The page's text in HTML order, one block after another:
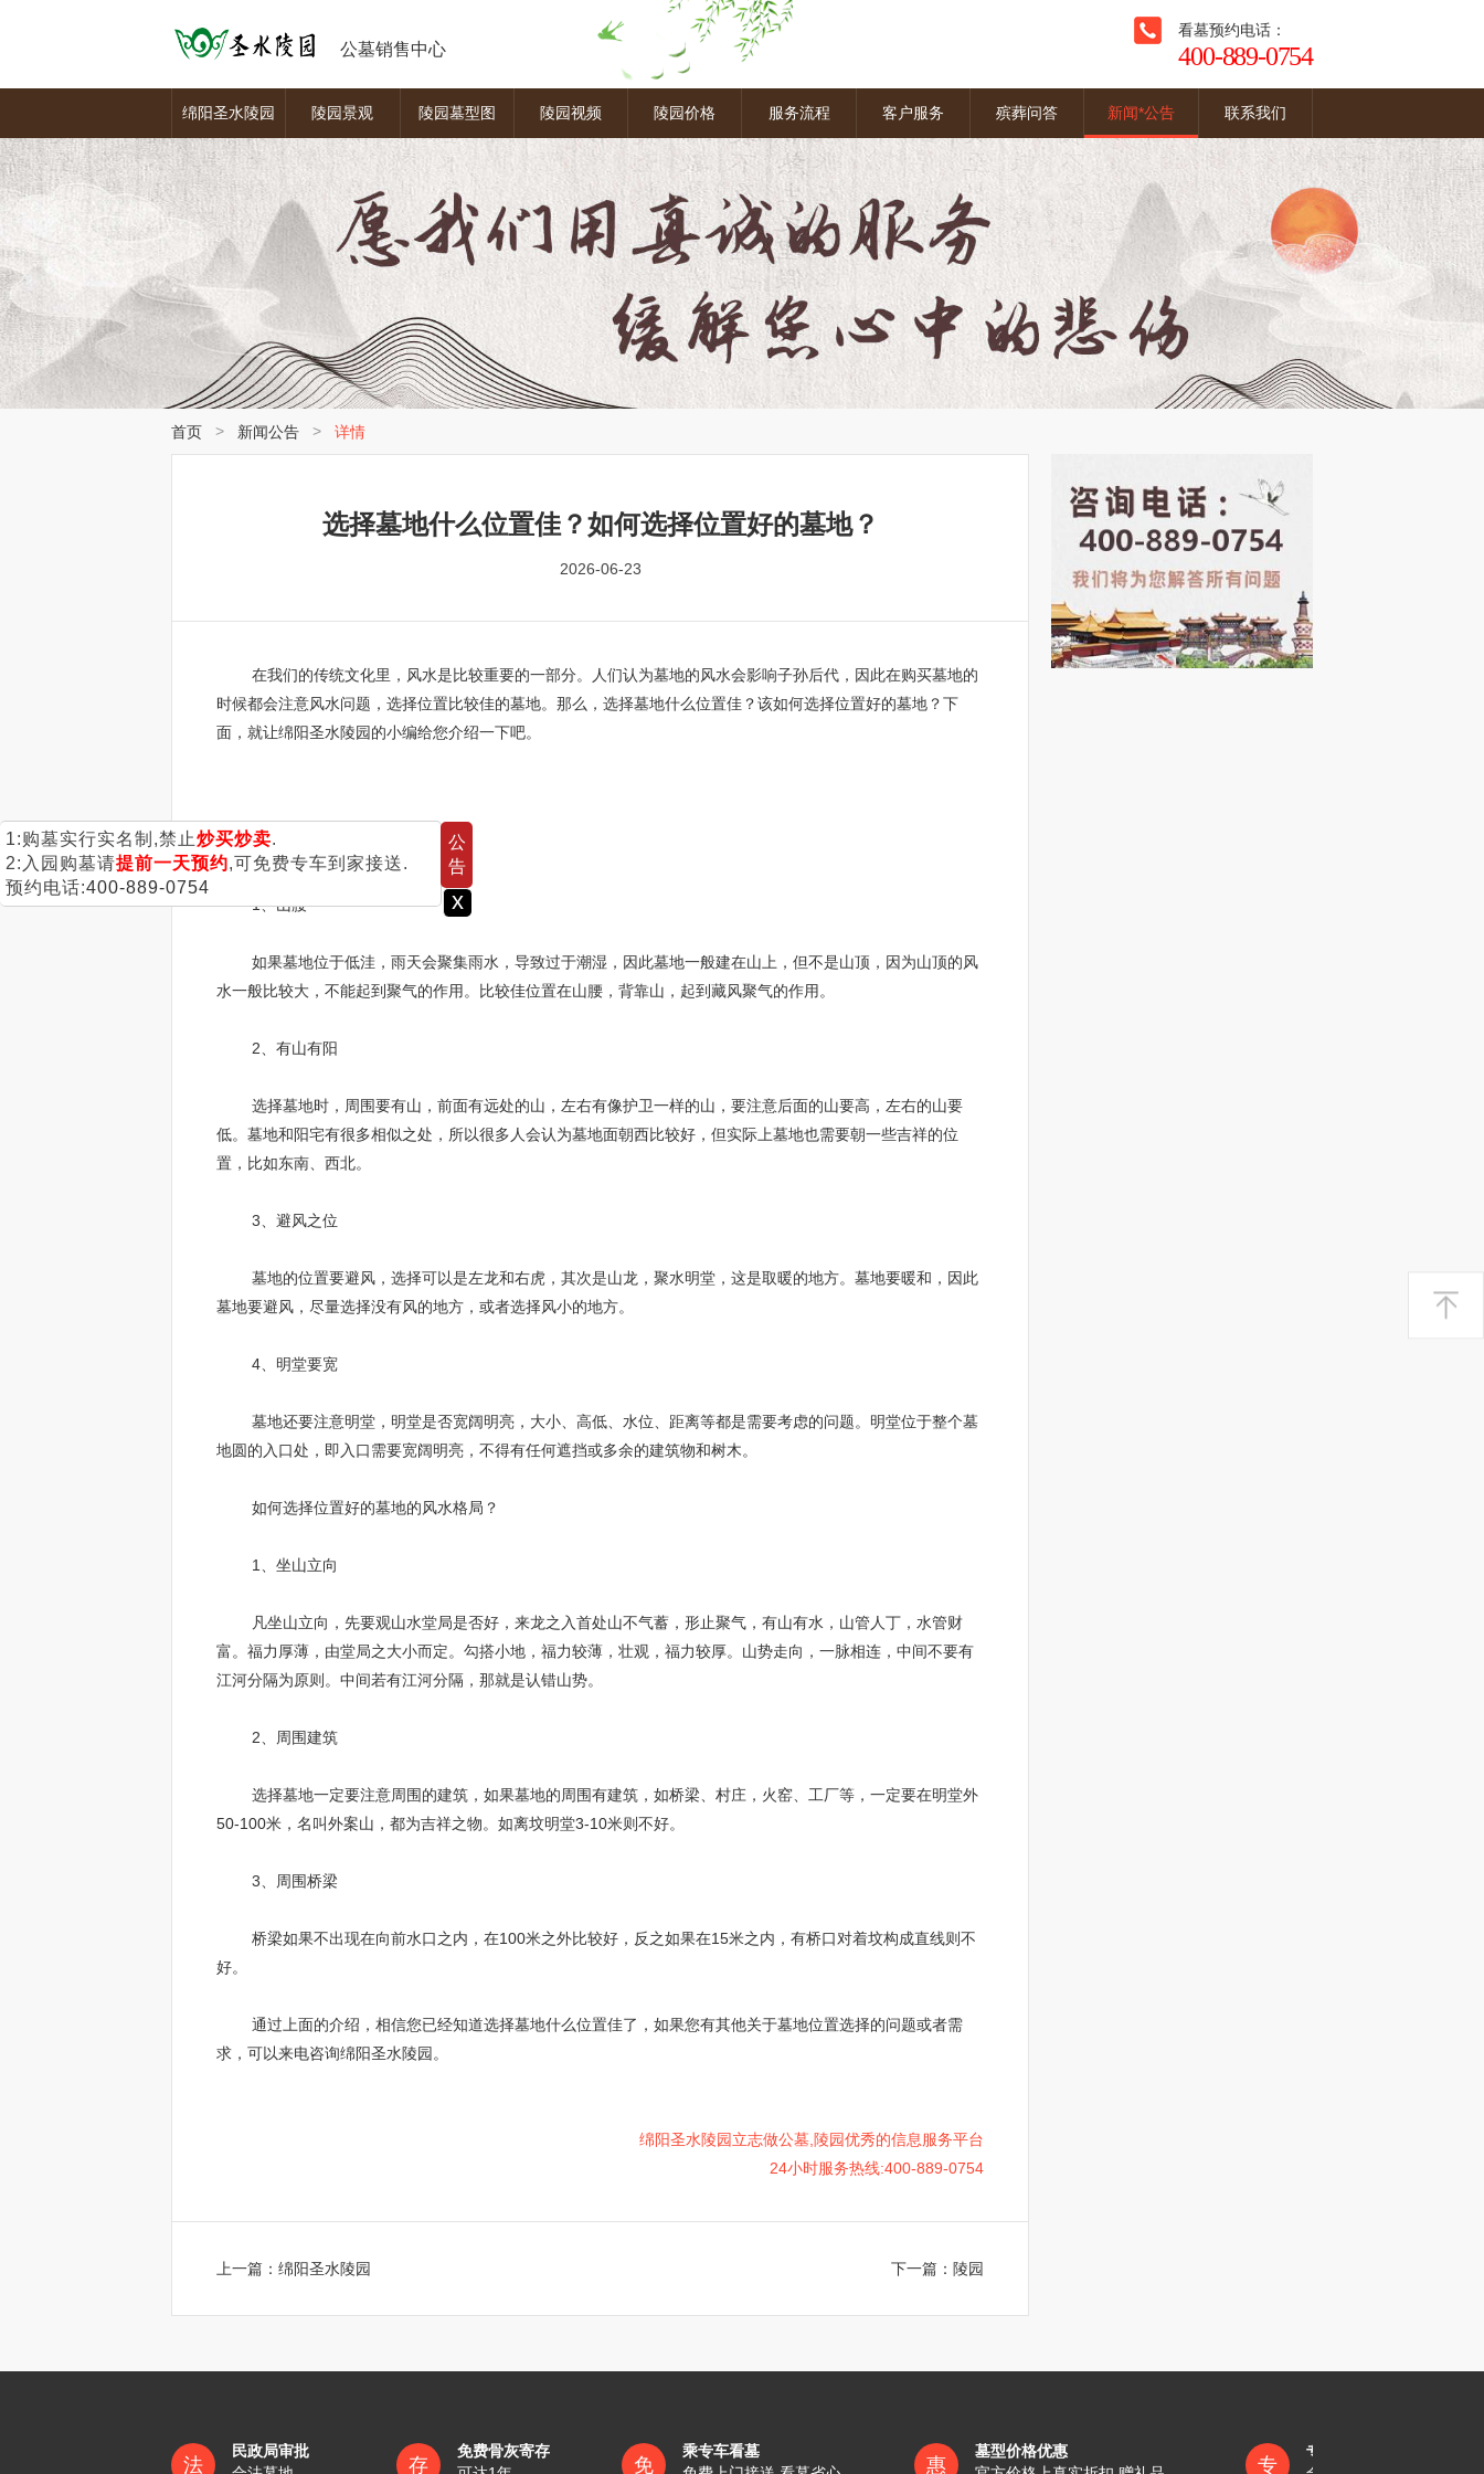
1:购墓实行实名制,禁止炒买炒卖.
2:入园购墓请提前一天预约,可免费专车到家接送.
预约电话:400-889-0754
公
告
x
公墓销售中心
看墓预约电话：
400-889-0754
绵阳圣水陵园 陵园景观 陵园墓型图 陵园视频 陵园价格 服务流程 客户服务 殡葬问答 新闻*公告 联系我们
首页 > 新闻公告 > 详情
选择墓地什么位置佳？如何选择位置好的墓地？
2026-06-23
在我们的传统文化里，风水是比较重要的一部分。人们认为墓地的风水会影响子孙后代，因此在购买墓地的
时候都会注意风水问题，选择位置比较佳的墓地。那么，选择墓地什么位置佳？该如何选择位置好的墓地？下
面，就让绵阳圣水陵园的小编给您介绍一下吧。
选择墓地什么位置佳？
1、山腰
如果墓地位于低洼，雨天会聚集雨水，导致过于潮湿，因此墓地一般建在山上，但不是山顶，因为山顶的风
水一般比较大，不能起到聚气的作用。比较佳位置在山腰，背靠山，起到藏风聚气的作用。
2、有山有阳
选择墓地时，周围要有山，前面有远处的山，左右有像护卫一样的山，要注意后面的山要高，左右的山要
低。墓地和阳宅有很多相似之处，所以很多人会认为墓地面朝西比较好，但实际上墓地也需要朝一些吉祥的位
置，比如东南、西北。
3、避风之位
墓地的位置要避风，选择可以是左龙和右虎，其次是山龙，聚水明堂，这是取暖的地方。墓地要暖和，因此
墓地要避风，尽量选择没有风的地方，或者选择风小的地方。
4、明堂要宽
墓地还要注意明堂，明堂是否宽阔明亮，大小、高低、水位、距离等都是需要考虑的问题。明堂位于整个墓
地圆的入口处，即入口需要宽阔明亮，不得有任何遮挡或多余的建筑物和树木。
如何选择位置好的墓地的风水格局？
1、坐山立向
凡坐山立向，先要观山水堂局是否好，来龙之入首处山不气蓄，形止聚气，有山有水，山管人丁，水管财
富。福力厚薄，由堂局之大小而定。勾搭小地，福力较薄，壮观，福力较厚。山势走向，一脉相连，中间不要有
江河分隔为原则。中间若有江河分隔，那就是认错山势。
2、周围建筑
选择墓地一定要注意周围的建筑，如果墓地的周围有建筑，如桥梁、村庄，火窑、工厂等，一定要在明堂外
50-100米，名叫外案山，都为吉祥之物。如离坟明堂3-10米则不好。
3、周围桥梁
桥梁如果不出现在向前水口之内，在100米之外比较好，反之如果在15米之内，有桥口对着坟构成直线则不
好。
通过上面的介绍，相信您已经知道选择墓地什么位置佳了，如果您有其他关于墓地位置选择的问题或者需
求，可以来电咨询绵阳圣水陵园。
绵阳圣水陵园立志做公墓,陵园优秀的信息服务平台
24小时服务热线:400-889-0754
上一篇： 绵阳圣水陵园 下一篇： 陵园
法
民政局审批
存
免费骨灰寄存
免
乘专车看墓
惠
墓型价格优惠
专
专员一对一服务